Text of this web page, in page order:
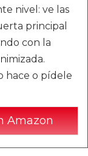
nivel: ve las
principal
con la
hace o pídele
Amazon